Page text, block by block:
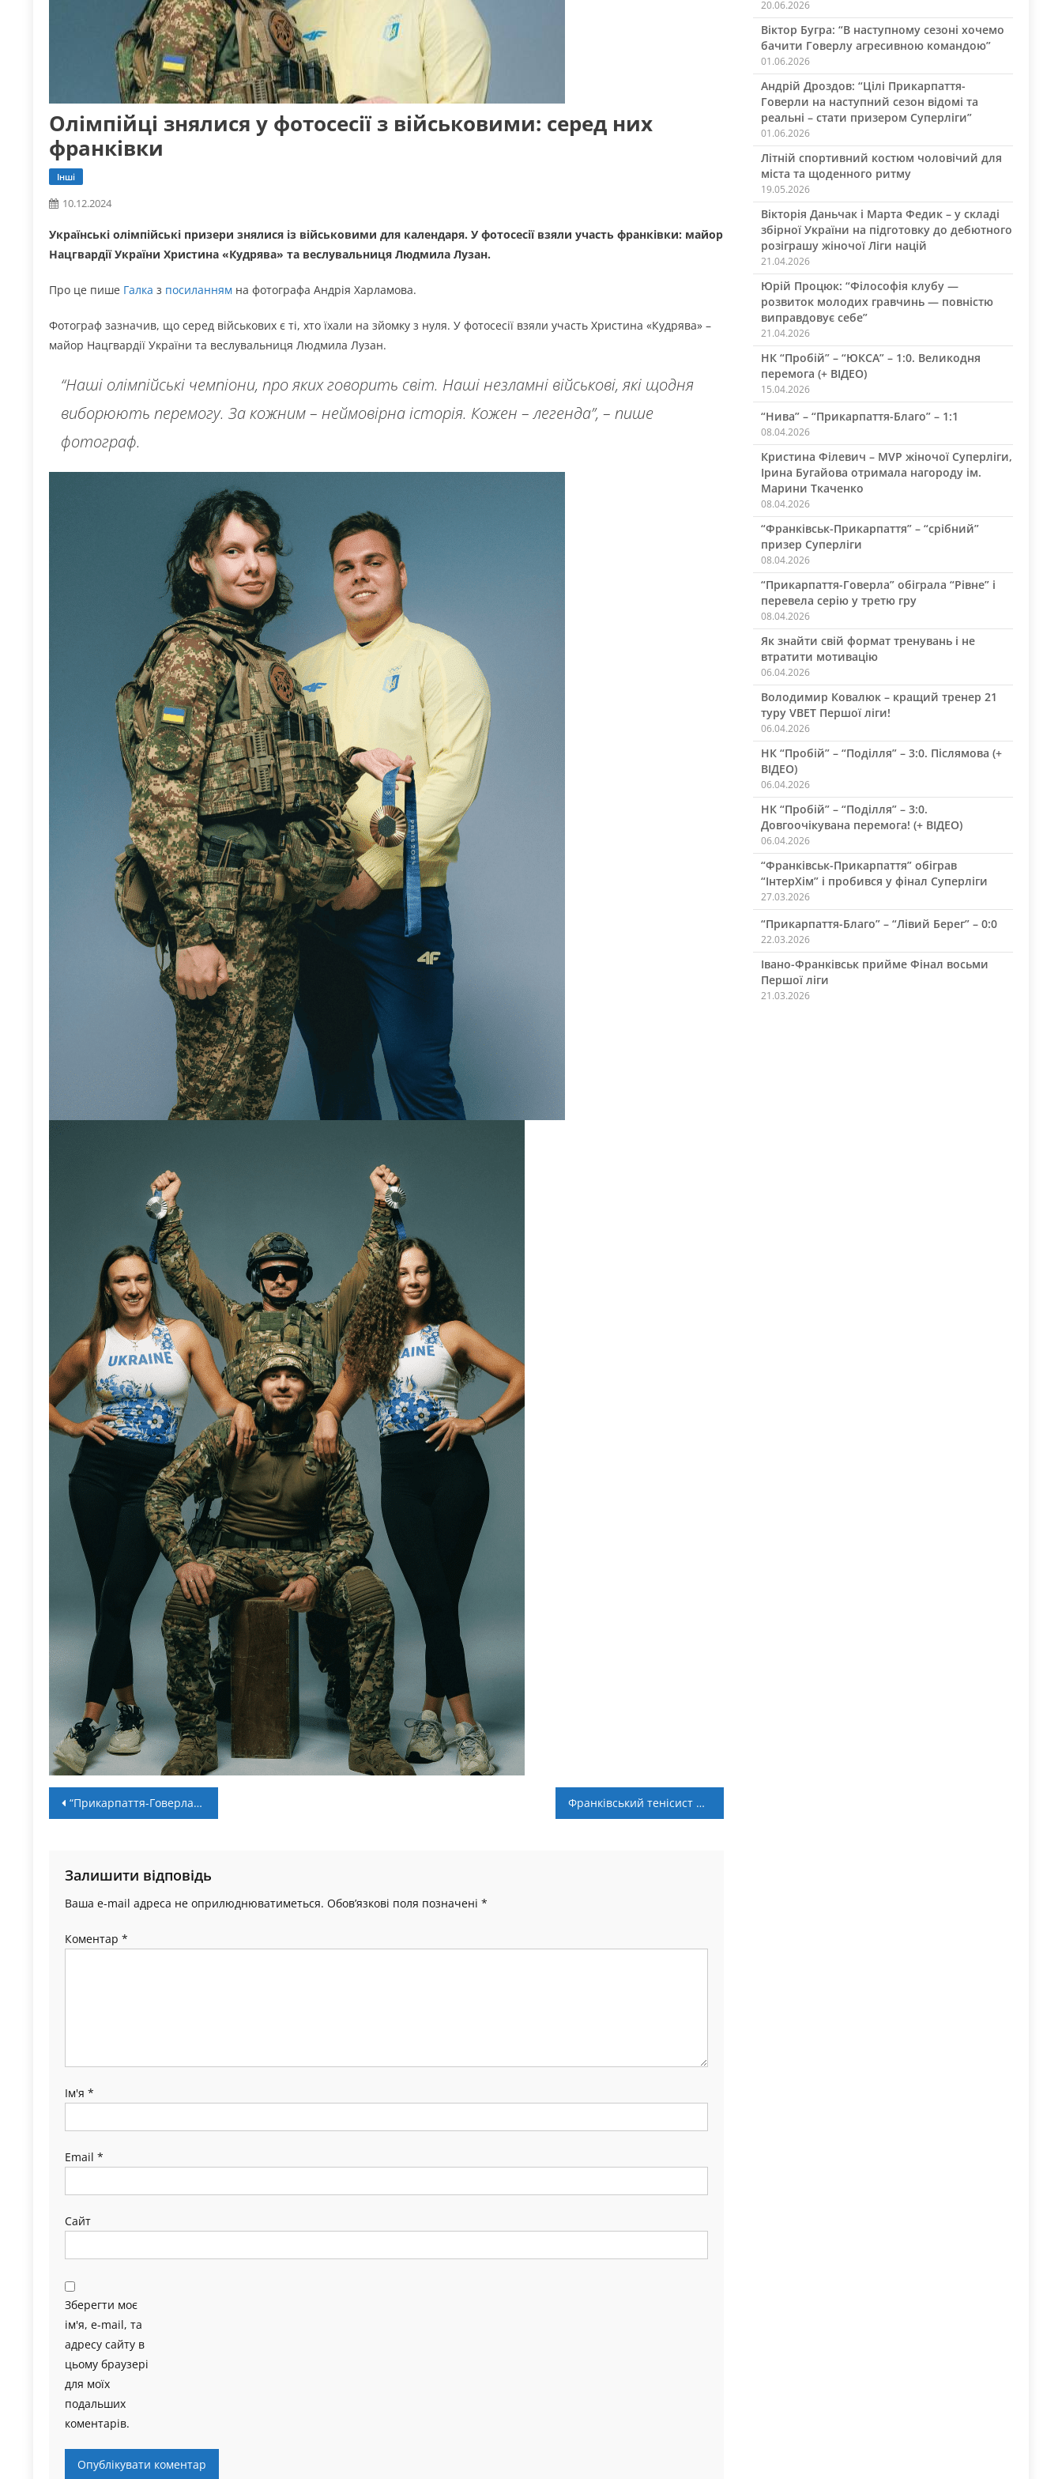
Олімпійці знялися у фотосесії з військовими: серед них
франківки
Інші
10.12.2024
Українські олімпійські призери знялися із військовими для календаря. У фотосесії взяли участь франківки: майор
Нацгвардії України Христина «Кудрява» та веслувальниця Людмила Лузан.
Про це пише Галка з посиланням на фотографа Андрія Харламова.
Фотограф зазначив, що серед військових є ті, хто їхали на зйомку з нуля. У фотосесії взяли участь Христина «Кудрява» –
майор Нацгвардії України та веслувальниця Людмила Лузан.
“Наші олімпійські чемпіони, про яких говорить світ. Наші незламні військові, які щодня
виборюють перемогу. За кожним – неймовірна історія. Кожен – легенда”, – пише
фотограф.
Навігація
“Прикарпаття-Говерла” – “Черкаські Мавпи” – 75:72. Післямова Франківський тенісист Данило Дубленич став другим на Svitolina & Stakhovskyi Tennis Tour
Залишити відповідь
Ваша e-mail адреса не оприлюднюватиметься. Обов’язкові поля позначені *
Коментар *
Ім'я *
Email *
Сайт
Зберегти моє
ім'я, e-mail, та
адресу сайту в
цьому браузері
для моїх
подальших
коментарів.
20.06.2026
Віктор Бугра: “В наступному сезоні хочемо
бачити Говерлу агресивною командою”
01.06.2026
Андрій Дроздов: “Цілі Прикарпаття-
Говерли на наступний сезон відомі та
реальні – стати призером Суперліги”
01.06.2026
Літній спортивний костюм чоловічий для
міста та щоденного ритму
19.05.2026
Вікторія Даньчак і Марта Федик – у складі
збірної України на підготовку до дебютного
розіграшу жіночої Ліги націй
21.04.2026
Юрій Процюк: “Філософія клубу —
розвиток молодих гравчинь — повністю
виправдовує себе”
21.04.2026
НК “Пробій” – “ЮКСА” – 1:0. Великодня
перемога (+ ВІДЕО)
15.04.2026
“Нива” – “Прикарпаття-Благо” – 1:1
08.04.2026
Кристина Філевич – MVP жіночої Суперліги,
Ірина Бугайова отримала нагороду ім.
Марини Ткаченко
08.04.2026
“Франківськ-Прикарпаття” – “срібний”
призер Суперліги
08.04.2026
“Прикарпаття-Говерла” обіграла “Рівне” і
перевела серію у третю гру
08.04.2026
Як знайти свій формат тренувань і не
втратити мотивацію
06.04.2026
Володимир Ковалюк – кращий тренер 21
туру VBET Першої ліги!
06.04.2026
НК “Пробій” – “Поділля” – 3:0. Післямова (+
ВІДЕО)
06.04.2026
НК “Пробій” – “Поділля” – 3:0.
Довгоочікувана перемога! (+ ВІДЕО)
06.04.2026
“Франківськ-Прикарпаття” обіграв
“ІнтерХім” і пробився у фінал Суперліги
27.03.2026
“Прикарпаття-Благо” – “Лівий Берег” – 0:0
22.03.2026
Івано-Франківськ прийме Фінал восьми
Першої ліги
21.03.2026